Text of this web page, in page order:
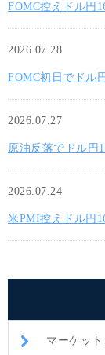
FOMC控えドル円
2026.07.28
FOMC初日でドル
2026.07.27
原油反落でドル円
2026.07.24
米PMI控えドル円
マーケット